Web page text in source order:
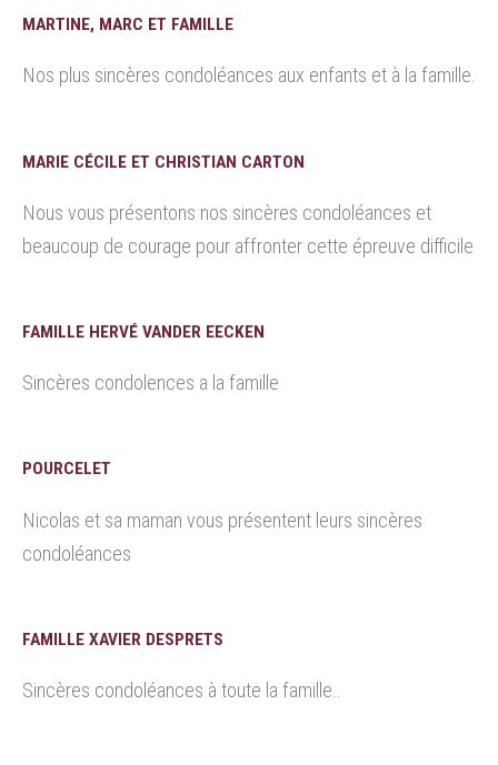
MARTINE, MARC ET FAMILLE
Nos plus sincères condoléances aux enfants et à la famille.
MARIE CÉCILE ET CHRISTIAN CARTON
Nous vous présentons nos sincères condoléances et
beaucoup de courage pour affronter cette épreuve difficile
FAMILLE HERVÉ VANDER EECKEN
Sincères condolences a la famille
POURCELET
Nicolas et sa maman vous présentent leurs sincères
condoléances
FAMILLE XAVIER DESPRETS
Sincères condoléances à toute la famille..